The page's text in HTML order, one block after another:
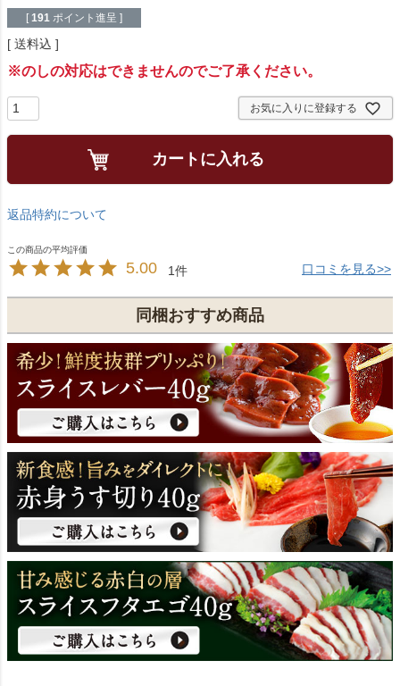
5.00 1 口コミを見る>>
[ 191 ポイント進呈 ]
送料込
※のしの対応はできませんのでご了承ください。
お気に入りに登録する
カートに入れる
同梱おすすめ商品
返品特約について